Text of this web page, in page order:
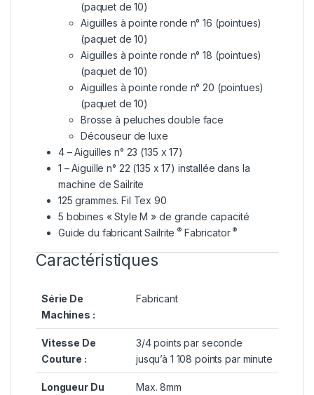
(paquet de 10)
Aiguilles à pointe ronde n° 16 (pointues)
(paquet de 10)
Aiguilles à pointe ronde n° 18 (pointues)
(paquet de 10)
Aiguilles à pointe ronde n° 20 (pointues)
(paquet de 10)
Brosse à peluches double face
Découseur de luxe
4 – Aiguilles n° 23 (135 x 17)
1 – Aiguille n° 22 (135 x 17) installée dans la
machine de Sailrite
125 grammes. Fil Tex 90
5 bobines « Style M » de grande capacité
Guide du fabricant Sailrite®Fabricator®
Caractéristiques
Série De
Machines :
Fabricant
Vitesse De
Couture :
3/4 points par seconde
jusqu’à 1 108 points par minute
Longueur Du
Max. 8mm